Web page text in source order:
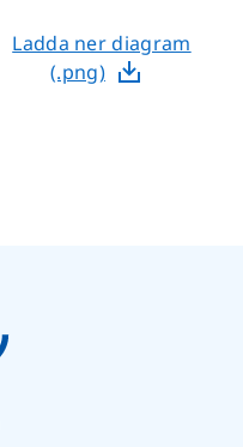
Ladda ner diagram
(.png)